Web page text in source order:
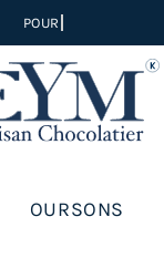
OURSONS